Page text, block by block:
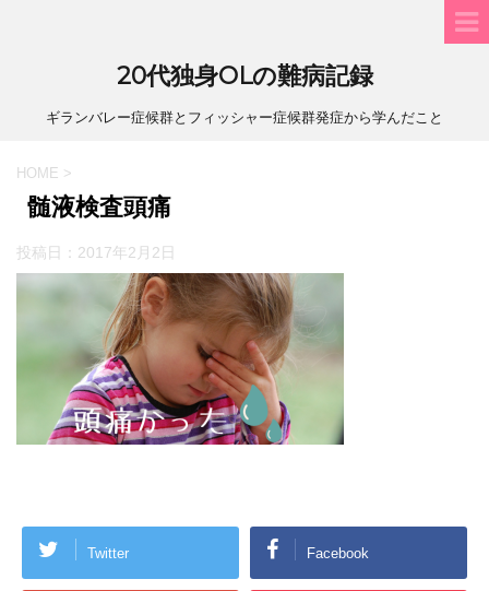
20代独身OLの難病記録
ギランバレー症候群とフィッシャー症候群発症から学んだこと
HOME >
髄液検査頭痛
投稿日： 2017年2月2日
Twitter Facebook